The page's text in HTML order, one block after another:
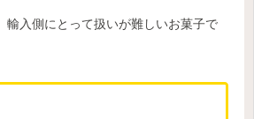
輸入側にとって扱いが難しいお菓子で